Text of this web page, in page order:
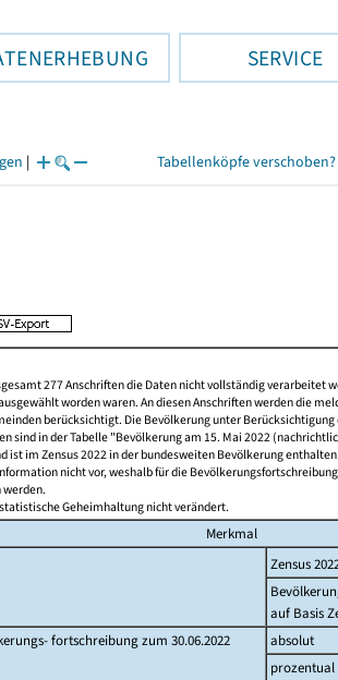
SERVICE
| Tabellenköpfe verschoben?
277 Anschriften die Daten nicht vollständig verarbeitet
worden waren. An diesen Anschriften werden die
berücksichtigt. Die Bevölkerung unter Berücksichtigung
sind in der Tabelle "Bevölkerung am 15. Mai 2022
ist im Zensus 2022 in der bundesweiten Bevölkerung enthalten.
nicht vor, weshalb für die Bevölkerungsfortschreibung
werden.
Geheimhaltung nicht verändert.
Merkmal
Zensus
auf Basis
fortschreibung zum 30.06.2022
absolut
prozentual